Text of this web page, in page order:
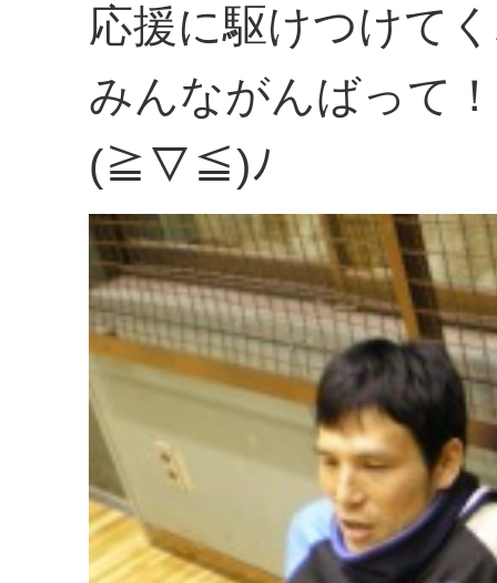
応援に駆けつけて
みんながんばって！
(≧▽≦)ﾉ